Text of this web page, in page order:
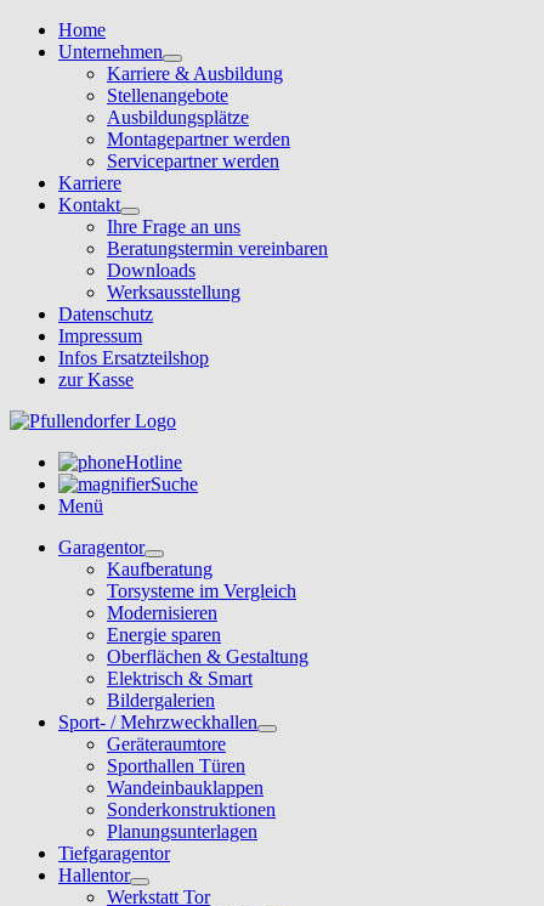
Home
Unternehmen
Karriere & Ausbildung
Stellenangebote
Ausbildungsplätze
Montagepartner werden
Servicepartner werden
Karriere
Kontakt
Ihre Frage an uns
Beratungstermin vereinbaren
Downloads
Werksausstellung
Datenschutz
Impressum
Infos Ersatzteilshop
zur Kasse
Hotline
Suche
Menü
Garagentor
Kaufberatung
Torsysteme im Vergleich
Modernisieren
Energie sparen
Oberflächen & Gestaltung
Elektrisch & Smart
Bildergalerien
Sport- / Mehrzweckhallen
Geräteraumtore
Sporthallen Türen
Wandeinbauklappen
Sonderkonstruktionen
Planungsunterlagen
Tiefgaragentor
Hallentor
Werkstatt Tor